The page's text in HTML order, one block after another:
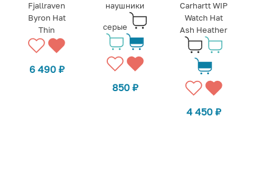
Fjallraven
Byron Hat
Thin
6 490 ₽
наушники
серые
850 ₽
Carhartt WIP
Watch Hat
Ash Heather
4 450 ₽